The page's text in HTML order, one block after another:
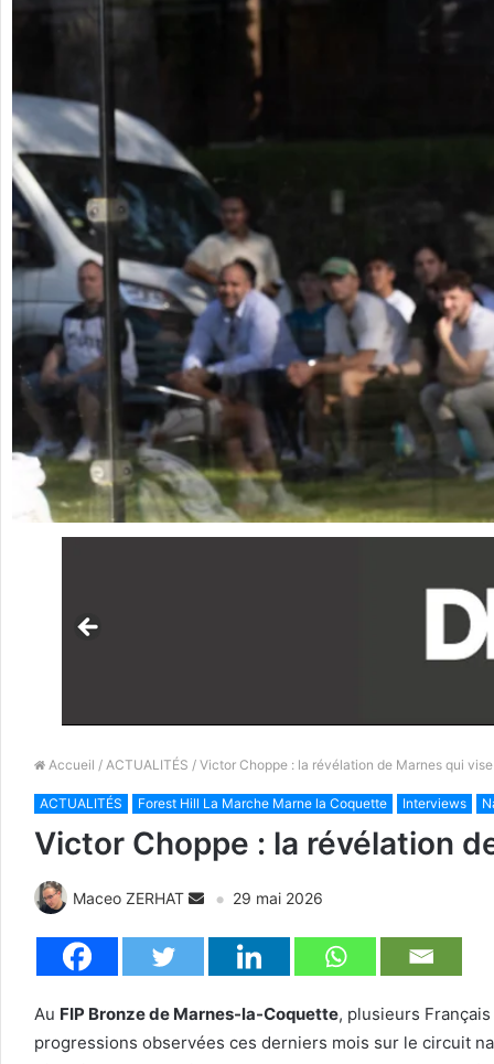
Accueil / ACTUALITÉS / Victor Choppe : la révélation de Marnes qui
ACTUALITÉS Forest Hill La Marche Marne la Coquette Interviews
Victor Choppe : la révélation
Maceo ZERHAT 29 mai 2026
Au FIP Bronze de Marnes-la-Coquette, plusieurs
progressions observées ces derniers mois sur le circuit